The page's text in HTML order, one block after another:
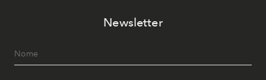
Newsletter